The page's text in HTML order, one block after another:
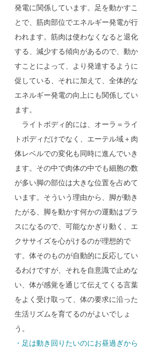
発電に関係しています。足を動かすこ
とで、筋肉部位でエネルギー発電が行
われます。筋肉は使わなくなると退化
する、減少する傾向があるので、動か
すことによって、より発達するように
促している、それに加えて、全体的な
エネルギー発電の向上にも関係してい
ます。
ライトボディ的には、オーラ＝ライ
トボディだけでなく、エーテル域＋肉
体レベルでの変化も同時に進んでいき
ます。その中で肉体の中でも細胞の数
が多い脚の部位は大きな位置を占めて
います。そういう理由から、脚が動き
たがる、脚を動かす何かの運動はプラ
スになるので、可能なかぎり動く、エ
クササイズを心がけるのが理想的で
す。体そのものが自動的に反応してい
るわけですが、それを自意識で止めな
い、体が感覚を通じて伝えてくる言葉
をよく受け取って、体の要求に沿った
生活リズムを育てるのがよいでしょ
う。
・足は動き回りたいのにお昼過ぎから